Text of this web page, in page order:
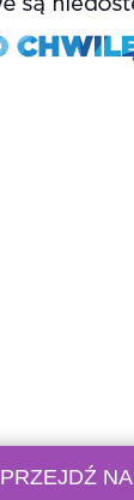
PRZEJDŹ NA